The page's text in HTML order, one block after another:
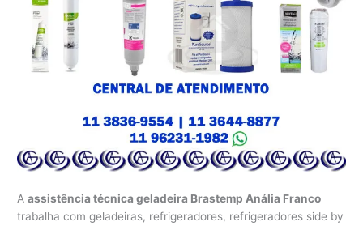
Aassistência técnica geladeira Brastemp Anália Franco
trabalha com geladeiras, refrigeradores, refrigeradores side by